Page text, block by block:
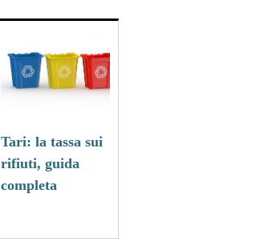
Tari: la tassa sui
rifiuti, guida
completa